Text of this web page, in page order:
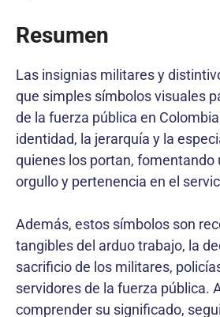
Resumen
Las insignias militares y
que simples símbolos visuales
de la fuerza pública en
identidad, la jerarquía y la
quienes los portan, fomentando
orgullo y pertenencia en el
Además, estos símbolos son
tangibles del arduo trabajo, la
sacrificio de los militares,
servidores de la fuerza pública.
comprender su significado,